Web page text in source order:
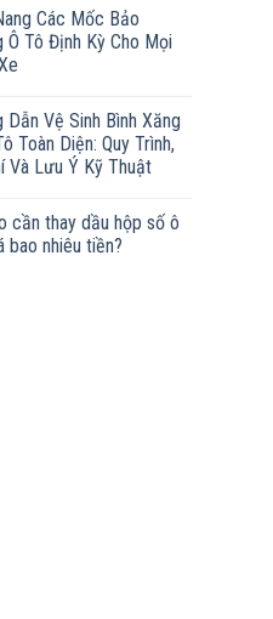
Các Mốc Bảo
Ô Tô Định Kỳ Cho Mọi
Dẫn Vệ Sinh Bình Xăng
Toàn Diện: Quy Trình,
Và Lưu Ý Kỹ Thuật
cần thay dầu hộp số ô
bao nhiêu tiền?